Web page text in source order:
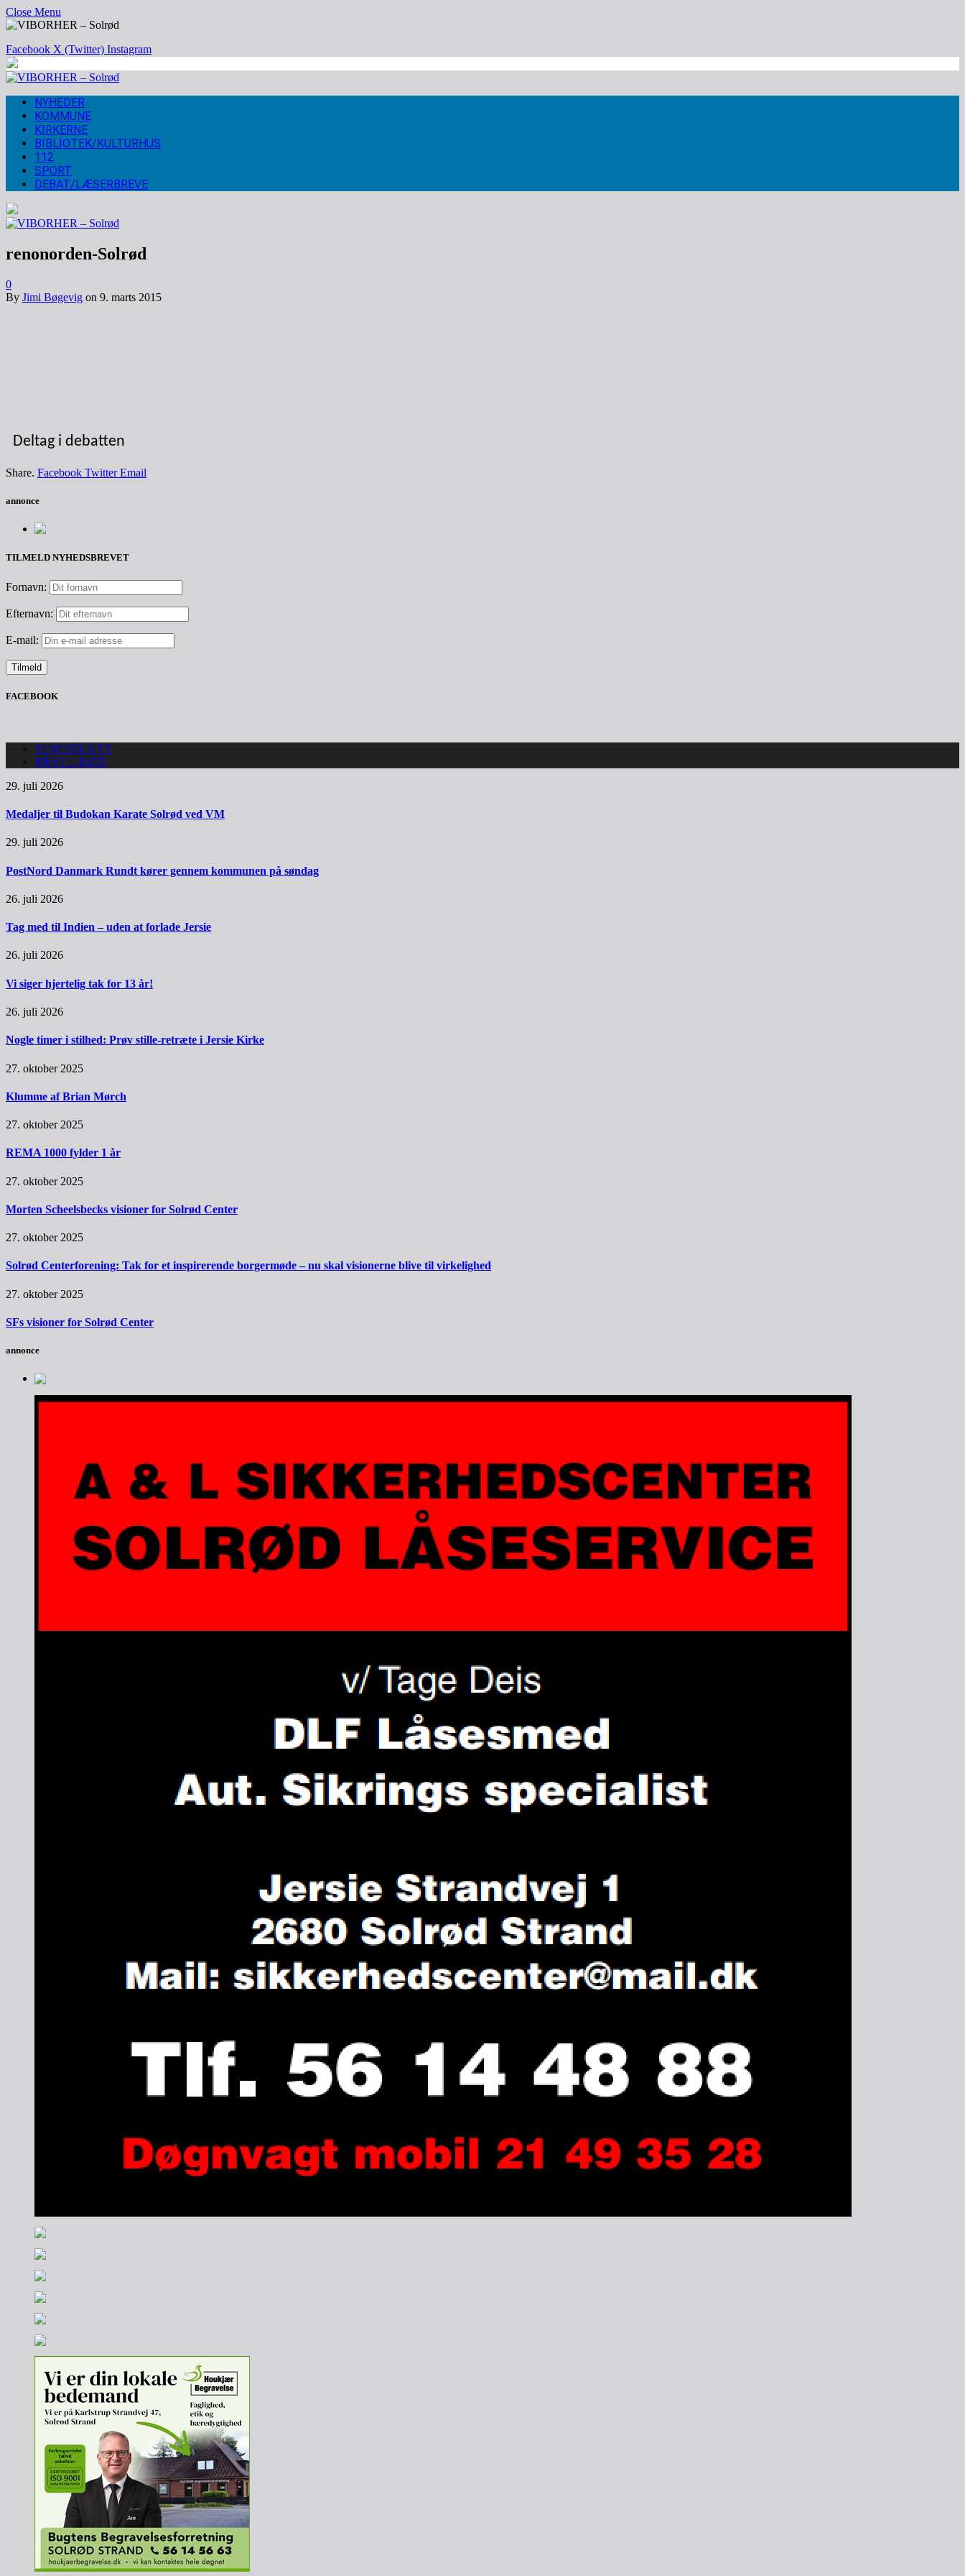
Close Menu
Facebook X (Twitter) Instagram
NYHEDER
KOMMUNE
KIRKERNE
BIBLIOTEK/KULTURHUS
112
SPORT
DEBAT/LÆSERBREVE
renonorden-Solrød
0
By Jimi Bøgevig on 9. marts 2015
Deltag i debatten
Share. Facebook Twitter Email
annonce
TILMELD NYHEDSBREVET
Fornavn:
Efternavn:
E-mail:
FACEBOOK
SENESTE NYT
MEST LÆSTE
29. juli 2026
Medaljer til Budokan Karate Solrød ved VM
29. juli 2026
PostNord Danmark Rundt kører gennem kommunen på søndag
26. juli 2026
Tag med til Indien – uden at forlade Jersie
26. juli 2026
Vi siger hjertelig tak for 13 år!
26. juli 2026
Nogle timer i stilhed: Prøv stille-retræte i Jersie Kirke
27. oktober 2025
Klumme af Brian Mørch
27. oktober 2025
REMA 1000 fylder 1 år
27. oktober 2025
Morten Scheelsbecks visioner for Solrød Center
27. oktober 2025
Solrød Centerforening: Tak for et inspirerende borgermøde – nu skal visionerne blive til virkelighed
27. oktober 2025
SFs visioner for Solrød Center
annonce